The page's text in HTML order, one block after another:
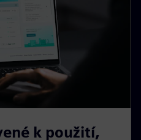
k použití,